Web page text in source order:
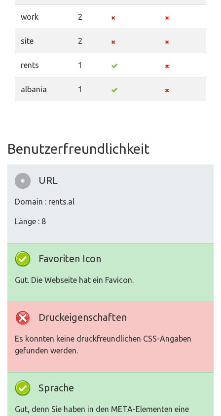
work 2
site 2
rents 1
albania 1
Benutzerfreundlichkeit
URL
Domain : rents.al
Länge : 8
Favoriten Icon
Gut. Die Webseite hat ein Favicon.
Druckeigenschaften
Es konnten keine druckfreundlichen CSS-Angaben
gefunden werden.
Sprache
Gut, denn Sie haben in den META-Elementen eine